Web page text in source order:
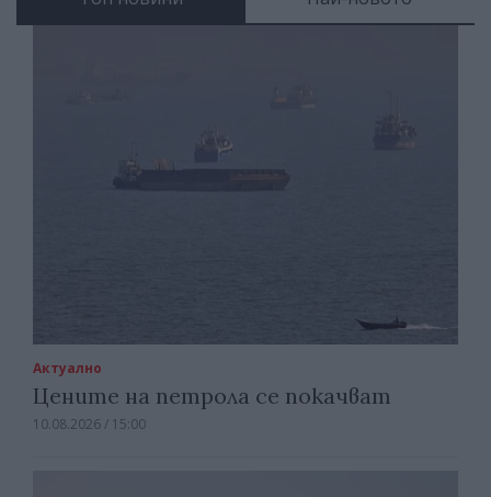
Актуално
Цените на петрола се покачват
10.08.2026 / 15:00